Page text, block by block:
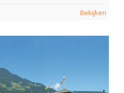
Bekijken